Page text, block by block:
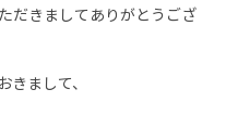
だきましてありがとうござ
まして、